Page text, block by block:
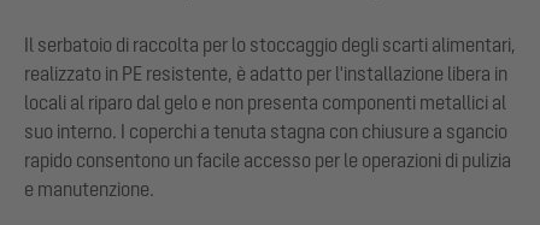
Il serbatoio di raccolta per lo stoccaggio degli scarti alimentari,
realizzato in PE resistente, è adatto per l'installazione libera in
locali al riparo dal gelo e non presenta componenti metallici al
suo interno. I coperchi a tenuta stagna con chiusure a sgancio
rapido consentono un facile accesso per le operazioni di pulizia
e manutenzione.